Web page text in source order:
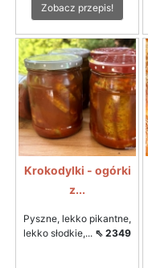
Zobacz przepis!
Krokodylki - ogórki
z...
Pyszne, lekko pikantne,
lekko słodkie,... ⇖ 2349